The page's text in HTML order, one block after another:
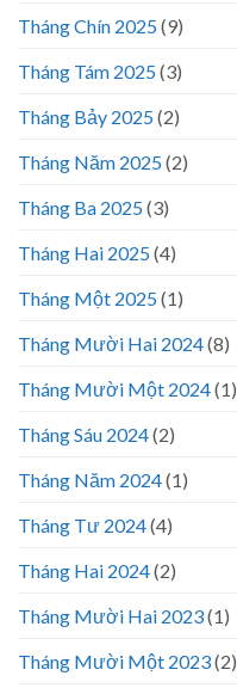
Tháng Chín 2025(9)
Tháng Tám 2025(3)
Tháng Bảy 2025(2)
Tháng Năm 2025(2)
Tháng Ba 2025(3)
Tháng Hai 2025(4)
Tháng Một 2025(1)
Tháng Mười Hai 2024(8)
Tháng Mười Một 2024(1)
Tháng Sáu 2024(2)
Tháng Năm 2024(1)
Tháng Tư 2024(4)
Tháng Hai 2024(2)
Tháng Mười Hai 2023(1)
Tháng Mười Một 2023(2)